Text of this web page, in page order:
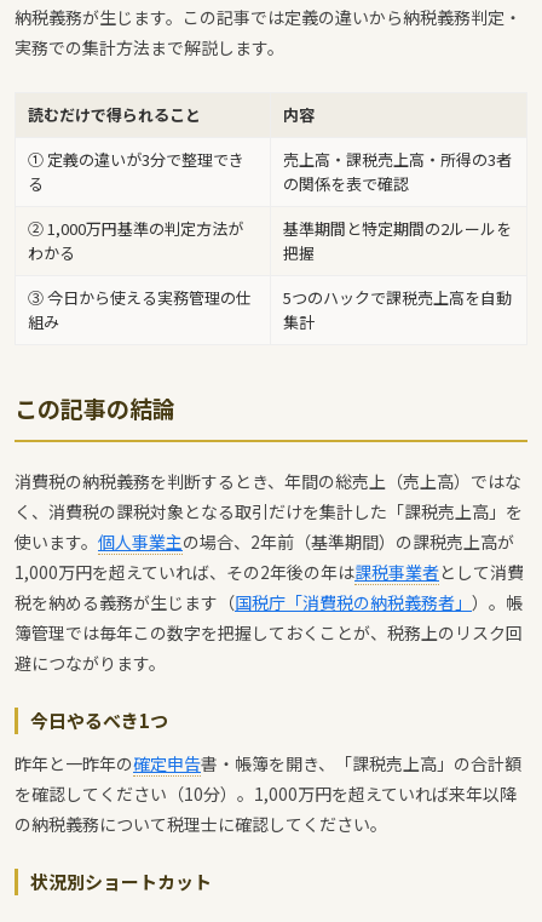
納税義務が生じます。この記事では定義の違いから納税義務判定・
実務での集計方法まで解説します。
読むだけで得られること
内容
① 定義の違いが3分で整理でき
る
売上高・課税売上高・所得の3者
の関係を表で確認
② 1,000万円基準の判定方法が
わかる
基準期間と特定期間の2ルールを
把握
③ 今日から使える実務管理の仕
組み
5つのハックで課税売上高を自動
集計
この記事の結論
消費税の納税義務を判断するとき、年間の総売上（売上高）ではな
く、消費税の課税対象となる取引だけを集計した「課税売上高」を
使います。 個人事業主の場合、2年前（基準期間）の課税売上高が
1,000万円を超えていれば、その2年後の年は課税事業者として消費
税を納める義務が生じます（国税庁「消費税の納税義務者」 ）。帳
簿管理では毎年この数字を把握しておくことが、税務上のリスク回
避につながります。
今日やるべき1つ
昨年と一昨年の確定申告書・帳簿を開き、「課税売上高」の合計額
を確認してください（10分）。1,000万円を超えていれば来年以降
の納税義務について税理士に確認してください。
状況別ショートカット